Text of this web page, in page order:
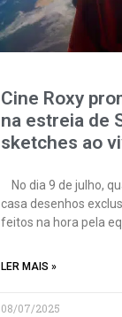
Cine Roxy
na estreia de
sketches ao
No dia 9 de julho,
casa desenhos
feitos na hora pela
LER MAIS »
08/07/2025